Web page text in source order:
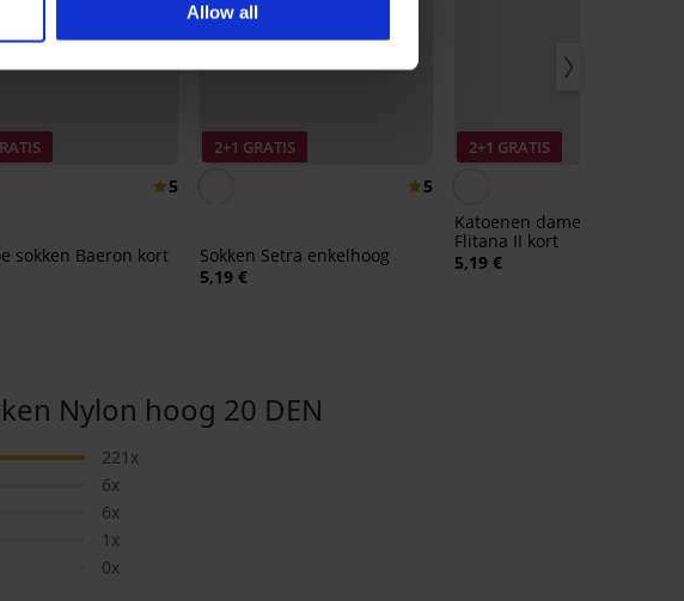
Allow all
5
sokken Baeron kort
2+1 GRATIS
5
Sokken Setra enkelhoog
5,19 €
2+1 GRATIS
Katoenen damessokken
Flitana II kort
5,19 €
Nylon hoog 20 DEN
221x
6x
6x
1x
0x